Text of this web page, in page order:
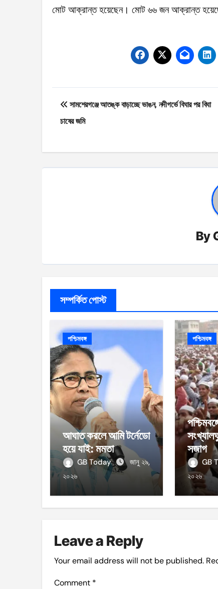
মোট আক্রান্ত হয়েছেন। মোট ৬৬ জন আক্রান্ত হয়েছেন
Post
navigation
সামশেরগঞ্জে আতঙ্ক বাড়াচ্ছে ভাঙন, নদীগর্ভে বিঘার পর বিঘা
চাষের জমি
By
সম্পর্কিত পোস্ট
পশ্চিমবঙ্গ
আঘাত করলে আমি টর্নেডো
হয়ে যাই: মমতা
GB Today
জানু ২৯,
২০২৬
পশ্চিমবঙ্গ
সজাগ
GB
২০২৬
Leave a Reply
Your email address will not be published.
Comment *